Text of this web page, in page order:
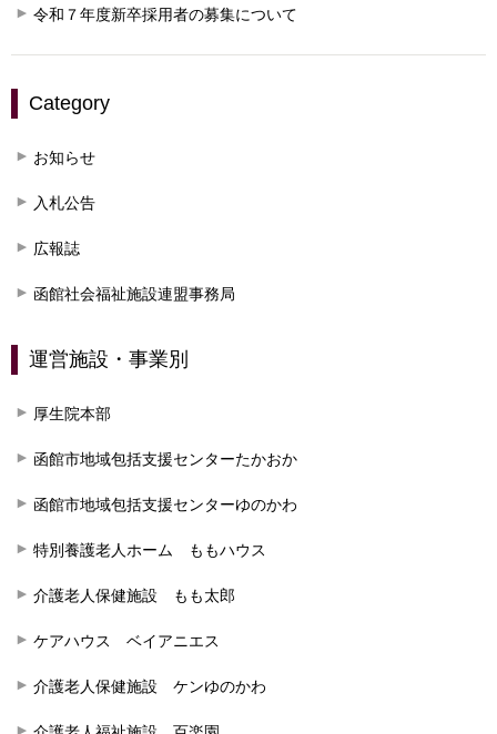
令和７年度新卒採用者の募集について
Category
お知らせ
入札公告
広報誌
函館社会福祉施設連盟事務局
運営施設・事業別
厚生院本部
函館市地域包括支援センターたかおか
函館市地域包括支援センターゆのかわ
特別養護老人ホーム ももハウス
介護老人保健施設 もも太郎
ケアハウス ベイアニエス
介護老人保健施設 ケンゆのかわ